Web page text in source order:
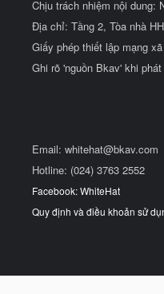
Chịu trách nhiệm nội dung:
Địa chỉ: Tầng 2, Tòa nhà
Giấy phép thiết lập mạng
Ghi rõ 'nguồn Bkav' khi
Email: whitehat@bkav.com
Hotline: (024) 3763 2552
Facebook: WhiteHat
Quy định và điều khoản sử